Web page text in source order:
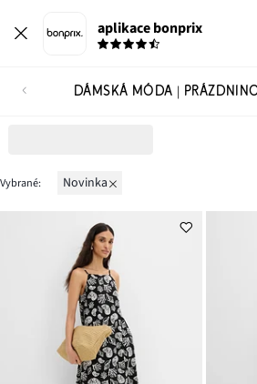
aplikace bonprix
DÁMSKÁ MÓDA |
Vybrané: novinka